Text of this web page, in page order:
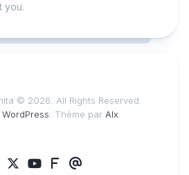
you.
© 2026. All Rights Reserved.
WordPress. Thème par Alx.